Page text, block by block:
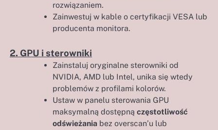
rozwiązaniem.
Zainwestuj w kable o certyfikacji VESA lub
producenta monitora.
2. GPU i sterowniki
Zainstaluj oryginalne sterowniki od
NVIDIA, AMD lub Intel, unika się wtedy
problemów z profilami kolorów.
Ustaw w panelu sterowania GPU
maksymalną dostępną częstotliwość
odświeżania bez overscan’u lub